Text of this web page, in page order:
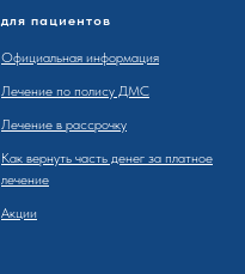
для пациентов
Официальная информация
Лечение по полису ДМС
Лечение в рассрочку
Как вернуть часть денег за платное
лечение
Акции